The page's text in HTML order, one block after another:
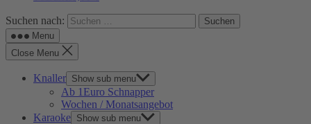
Suchen nach:
Menu
Close Menu
Knaller Show sub menu
Ab 1Euro Schnapper
Wochen / Monatsangebot
Karaoke Show sub menu